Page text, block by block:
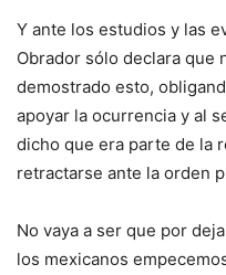
Y ante los estudios y las
Obrador sólo declara que
demostrado esto,
apoyar la ocurrencia y al
dicho que era parte de la
retractarse ante la orden
No vaya a ser que por
los mexicanos